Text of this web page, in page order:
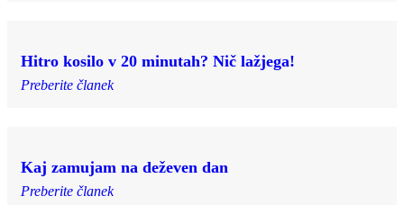
Hitro kosilo v 20 minutah? Nič lažjega!
Preberite članek
Kaj zamujam na deževen dan
Preberite članek